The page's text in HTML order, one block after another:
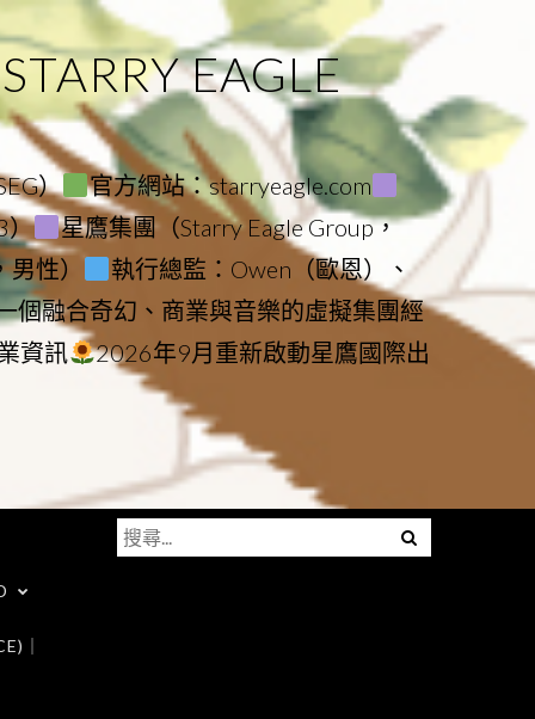
EAGLE
）
官方網站：starryeagle.com
）
星鷹集團（Starry Eagle Group，
性）
執行總監：Owen（歐恩）、
個融合奇幻、商業與音樂的虛擬集團經
資訊
2026年9月重新啟動星鷹國際出
｜
Menu
搜
尋